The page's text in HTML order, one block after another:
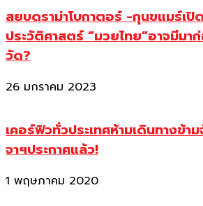
สยบดราม่าโบกาตอร์ -กุนขแมร์เ
ประวัติศาสตร์ “มวยไทย”อาจมีม
วัด?
26 มกราคม 2023
เคอร์ฟิวทั่วประเทศห้ามเดินทางข้า
จาฯประกาศแล้ว!
1 พฤษภาคม 2020